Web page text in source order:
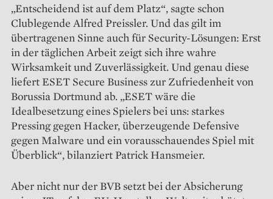
„Entscheidend ist auf dem Platz“, sagte schon
Clublegende Alfred Preissler. Und das gilt im
übertragenen Sinne auch für Security-Lösungen: Erst
in der täglichen Arbeit zeigt sich ihre wahre
Wirksamkeit und Zuverlässigkeit. Und genau diese
liefert ESET Secure Business zur Zufriedenheit von
Borussia Dortmund ab. „ESET wäre die
Idealbesetzung eines Spielers bei uns: starkes
Pressing gegen Hacker, überzeugende Defensive
gegen Malware und ein vorausschauendes Spiel mit
Überblick“, bilanziert Patrick Hansmeier.
Aber nicht nur der BVB setzt bei der Absicherung